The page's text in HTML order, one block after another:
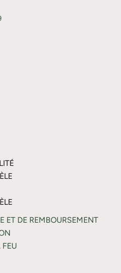
ET DE REMBOURSEMENT
FEU